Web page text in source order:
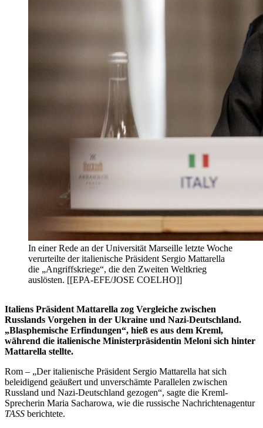
In einer Rede an der Universität Marseille letzte Woche
verurteilte der italienische Präsident Sergio Mattarella
die „Angriffskriege“, die den Zweiten Weltkrieg
auslösten. [[EPA-EFE/JOSE COELHO]]
Italiens Präsident Mattarella zog Vergleiche zwischen
Russlands Vorgehen in der Ukraine und Nazi-Deutschland.
„Blasphemische Erfindungen“, hieß es aus dem Kreml,
während die italienische Ministerpräsidentin Meloni sich hinter
Mattarella stellte.
Rom – „Der italienische Präsident Sergio Mattarella hat sich
beleidigend geäußert und unverschämte Parallelen zwischen
Russland und Nazi-Deutschland gezogen“, sagte die Kreml-
Sprecherin Maria Sacharowa, wie die russische Nachrichtenagentur
TASS berichtete.